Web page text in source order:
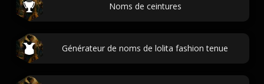
Noms de ceintures
Générateur de noms de lolita fashion tenue